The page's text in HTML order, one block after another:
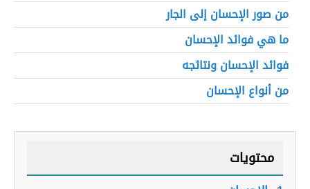
من صور الإحسان إلى الجار
ما هي فوائد الإحسان
فوائد الإحسان ونتائجه
من أنواع الإحسان
محتويات